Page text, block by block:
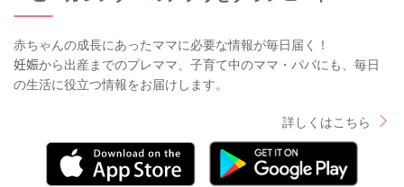
赤ちゃんの成長にあったママに必要な情報が毎日届く！
妊娠から出産までのプレママ、子育て中のママ・パパにも、毎日
の生活に役立つ情報をお届けします。
詳しくはこちら